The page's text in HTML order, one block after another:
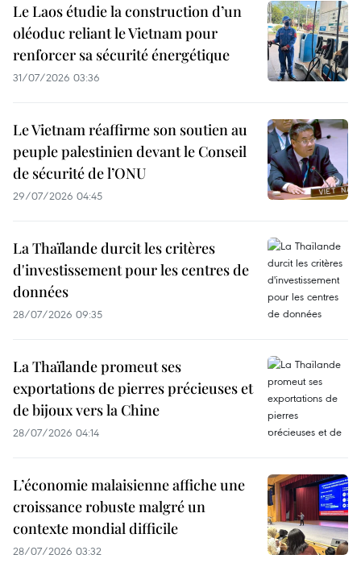
Le Laos étudie la construction d’un
oléoduc reliant le Vietnam pour
renforcer sa sécurité énergétique
31/07/2026 03:36
Le Vietnam réaffirme son soutien au
peuple palestinien devant le Conseil
de sécurité de l’ONU
29/07/2026 04:45
La Thaïlande durcit les critères
d'investissement pour les centres de
données
28/07/2026 09:35
La Thaïlande promeut ses
exportations de pierres précieuses et
de bijoux vers la Chine
28/07/2026 04:14
L’économie malaisienne affiche une
croissance robuste malgré un
contexte mondial difficile
28/07/2026 03:32